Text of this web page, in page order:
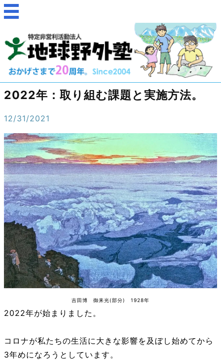
2022年：取り組む課題と実施方法。
12/31/2021
吉田博 御来光(部分) 1928年
2022年が始まりました。
コロナが私たちの生活に大きな影響を及ぼし始めてから
3年めになろうとしています。